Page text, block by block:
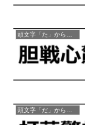
頭文字「た」から始まる四字熟語